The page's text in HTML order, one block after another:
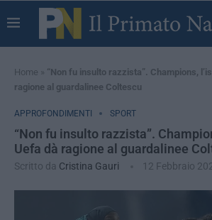
Home » “Non fu insulto razzista”. Champions,
ragione al guardalinee Coltescu
APPROFONDIMENTI SPORT
“Non fu insulto razzista”.
Uefa dà ragione al guardalinee
Scritto da Cristina Gauri 12 Febbraio